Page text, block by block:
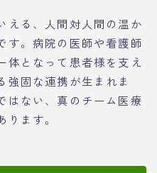
える、人間対人間の温か
す。病院の医師や看護師
体となって患者様を支え
強固な連携が生まれま
はない、真のチーム医療
ます。